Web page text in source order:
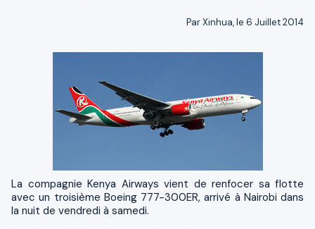
Par Xinhua, le 6 Juillet 2014
La compagnie Kenya Airways vient de renfocer sa flotte
avec un troisième Boeing 777-300ER, arrivé à Nairobi dans
la nuit de vendredi à samedi.